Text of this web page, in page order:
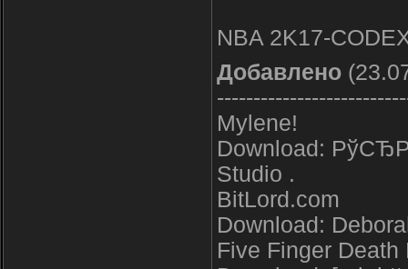
NBA 2K17-
Добавлено
Mylene!
Download:
Studio .
BitLord.com
Download:
Five Finger